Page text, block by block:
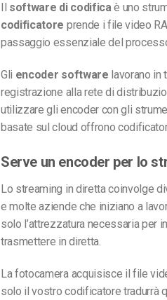
software di codificaè uno
codificatore prende i file video
passaggio essenziale del
Gli encoder software lavorano
registrazione alla rete di
utilizzare gli encoder congli
basate sul cloud offrono
Serve un encoder per lo
Lo streaming in diretta coinvolge
e molte aziende che iniziano a
solo l’attrezzatura necessaria per
trasmettere in diretta.
La fotocamera acquisisce il file
solo il vostro codificatore tradurrà